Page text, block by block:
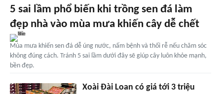
5 sai lầm phổ biến khi trồng sen đá làm
đẹp nhà vào mùa mưa khiến cây dễ chết
Mùa mưa khiến sen đá dễ úng nước, nấm bệnh và thối rễ nếu chăm sóc
không đúng cách. Tránh 5 sai lầm dưới đây sẽ giúp cây luôn khỏe mạnh,
bền đẹp.
Xoài Đài Loan có giá tới 3 triệu